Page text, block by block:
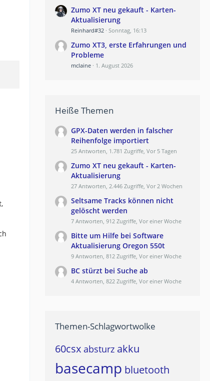
Zumo XT neu gekauft - Karten-
Aktualisierung
Reinhard#32 Sonntag, 16:13
Zumo XT3, erste Erfahrungen und
Probleme
mclaine 1. August 2026
Heiße Themen
GPX-Daten werden in falscher
Reihenfolge importiert
25 Antworten, 1.781 Zugriffe, Vor 5 Tagen
Zumo XT neu gekauft - Karten-
Aktualisierung
27 Antworten, 2.446 Zugriffe, Vor 2 Wochen
Seltsame Tracks können nicht
gelöscht werden
7 Antworten, 912 Zugriffe, Vor einer Woche
Bitte um Hilfe bei Software
Aktualisierung Oregon 550t
9 Antworten, 812 Zugriffe, Vor einer Woche
BC stürzt bei Suche ab
4 Antworten, 822 Zugriffe, Vor einer Woche
Themen-Schlagwortwolke
60csx absturz akku
basecamp bluetooth